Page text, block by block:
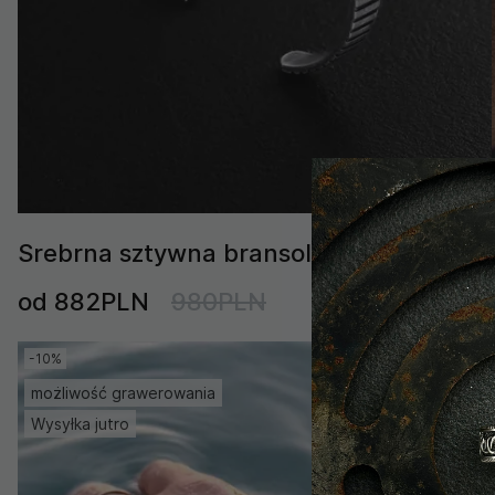
Srebrna sztywna bransoletka ZYKLUS
od 882PLN
980PLN
-10%
możliwość grawerowania
Wysyłka jutro